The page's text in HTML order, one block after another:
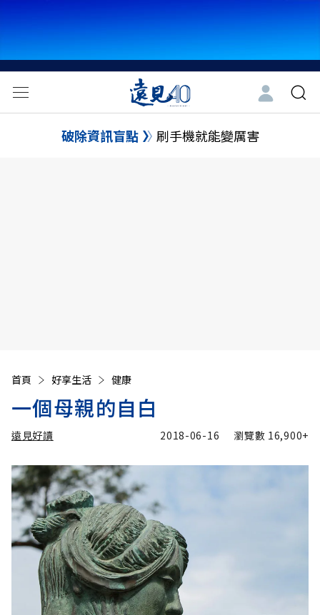
破除資訊盲點 刷手機就能變厲害
首頁 好享生活 健康
一個母親的自白
遠見好讀 2018-06-16 瀏覽數 16,900+